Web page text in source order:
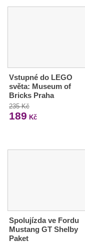
Vstupné do LEGO
světa: Museum of
Bricks Praha
235 Kč
189 Kč
Spolujízda ve Fordu
Mustang GT Shelby
Paket